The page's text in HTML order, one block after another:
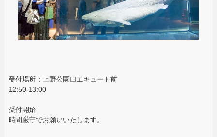
受付場所：上野公園口エキュート前
12:50-13:00
受付開始
時間厳守でお願いいたします。